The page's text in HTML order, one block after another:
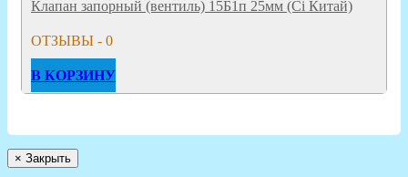
Клапан запорный (вентиль) 15Б1п 25мм (Ci Китай)
ОТЗЫВЫ - 0
В КОРЗИНУ
× Закрыть